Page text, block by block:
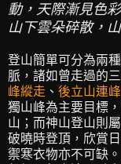
動，天際漸見色
山下雲朵碎散，
登山簡單可分為兩
脈，諸如曾走過的
峰縱走 、 後立山連
獨山峰為主要目標
山；而神山登山則
破曉時登頂，欣賞
禦寒衣物亦不可缺